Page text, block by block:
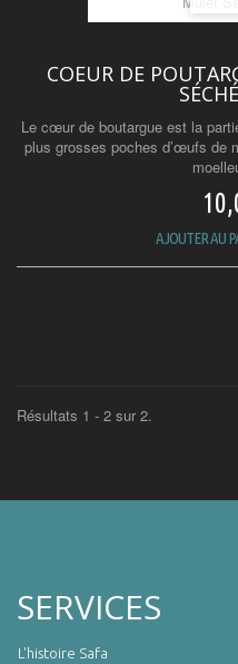
COEUR DE
Le cœur de boutargue est la
plus grosses poches d’œufs de
AJOUTER AU
Résultats 1 - 2 sur 2.
SERVICES
L'histoire Safa